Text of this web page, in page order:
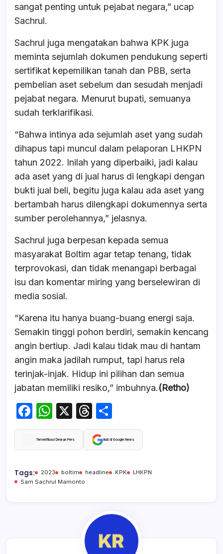
sangat penting untuk pejabat negara,” ucap
Sachrul.
Sachrul juga mengatakan bahwa KPK juga
meminta sejumlah dokumen pendukung seperti
sertifikat kepemilikan tanah dan PBB, serta
pembelian aset sebelum dan sesudah menjadi
pejabat negara. Menurut bupati, semuanya
sudah terklarifikasi.
“Bahwa intinya ada sejumlah aset yang sudah
dihapus tapi muncul dalam pelaporan LHKPN
tahun 2022. Inilah yang diperbaiki, jadi kalau
ada aset yang di jual harus di lengkapi dengan
bukti jual beli, begitu juga kalau ada aset yang
bertambah harus dilengkapi dokumennya serta
sumber perolehannya,” jelasnya.
Sachrul juga berpesan kepada semua
masyarakat Boltim agar tetap tenang, tidak
terprovokasi, dan tidak menangapi berbagai
isu dan komentar miring yang berselewiran di
media sosial.
“Karena itu hanya buang-buang energi saja.
Semakin tinggi pohon berdiri, semakin kencang
angin bertiup. Jadi kalau tidak mau di hantam
angin maka jadilah rumput, tapi harus rela
terinjak-injak. Hidup ini pilihan dan semua
jabatan memiliki resiko,” imbuhnya.(Retho)
F
a
c
b
o
W
h
at
A
p
X
T
hr
e
d
h
ar
Terverifikasi Dewan Pers Ikuti di Google News
Tags: 2023 boltim headline KPK
LHKPN
Sam Sachrul Mamonto